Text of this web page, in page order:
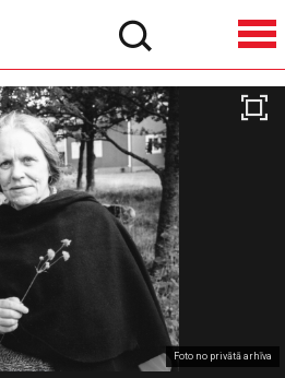
Foto no privātā arhīva